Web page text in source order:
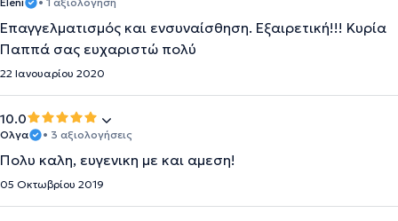
Επαγγελματισμός και ενσυναίσθηση. Εξαιρετική!!! Κυρία
Παππά σας ευχαριστώ πολύ
22 Ιανουαρίου 2020
10.0
Ολγα • 3 αξιολογήσεις
Πολυ καλη, ευγενικη με και αμεση!
05 Οκτωβρίου 2019